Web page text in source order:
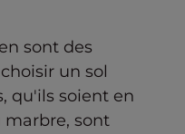
sont des
un sol
qu'ils soient en
marbre, sont